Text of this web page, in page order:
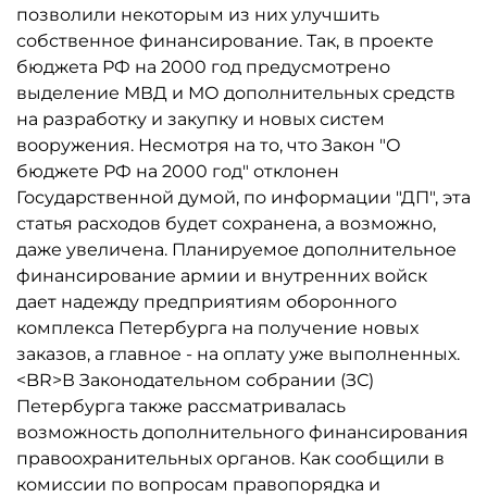
позволили некоторым из них улучшить
собственное финансирование. Так, в проекте
бюджета РФ на 2000 год предусмотрено
выделение МВД и МО дополнительных средств
на разработку и закупку и новых систем
вооружения. Несмотря на то, что Закон "О
бюджете РФ на 2000 год" отклонен
Государственной думой, по информации "ДП", эта
статья расходов будет сохранена, а возможно,
даже увеличена. Планируемое дополнительное
финансирование армии и внутренних войск
дает надежду предприятиям оборонного
комплекса Петербурга на получение новых
заказов, а главное - на оплату уже выполненных.
<BR>В Законодательном собрании (ЗС)
Петербурга также рассматривалась
возможность дополнительного финансирования
правоохранительных органов. Как сообщили в
комиссии по вопросам правопорядка и